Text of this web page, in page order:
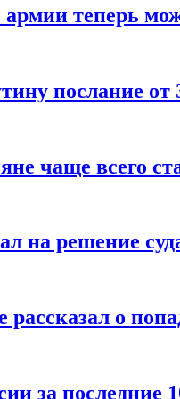
армии теперь
послание от
чаще всего
на решение
о
за последние